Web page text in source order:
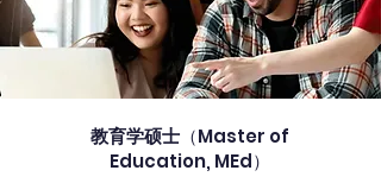
教育学硕士 （Master of
Education, MEd）